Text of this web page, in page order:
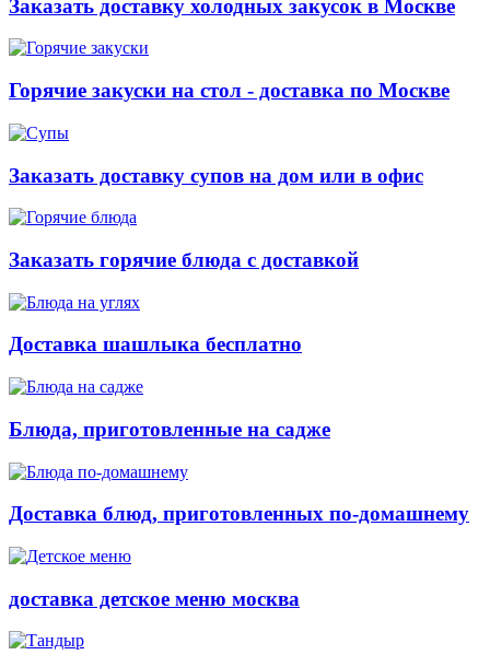
Заказать доставку холодных закусок в Москве
Горячие закуски на стол - доставка по Москве
Заказать доставку супов на дом или в офис
Заказать горячие блюда с доставкой
Доставка шашлыка бесплатно
Блюда, приготовленные на садже
Доставка блюд, приготовленных по-домашнему
доставка детское меню москва